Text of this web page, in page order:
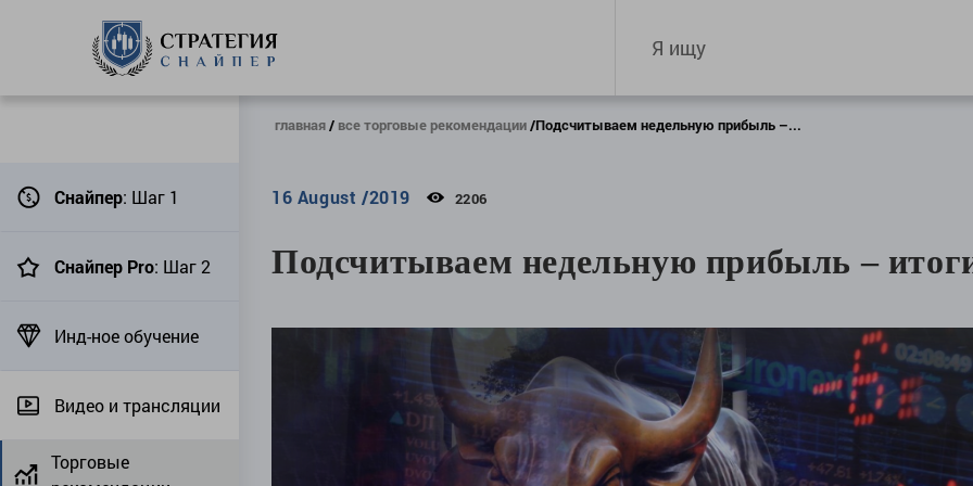
Снайпер: Шаг 1
Снайпер Pro: Шаг 2
Инд-ное обучение
Видео и трансляции
Торговые
главная все торговые рекомендации Подсчитываем недельную прибыль –...
16 August /2019 2206
Подсчитываем недельную прибыль –